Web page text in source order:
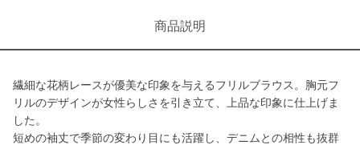
商品説明
繊細な花柄レースが優美な印象を与えるフリルブラウス。胸元フ
リルのデザインが女性らしさを引き立て、上品な印象に仕上げま
した。
短めの袖丈で季節の変わり目にも活躍し、デニムとの相性も抜群